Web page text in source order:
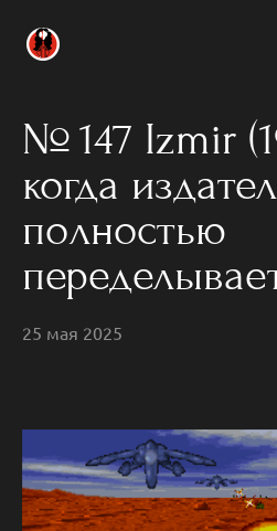
№ 147 Izmir
когда
полностью
25 мая 2025